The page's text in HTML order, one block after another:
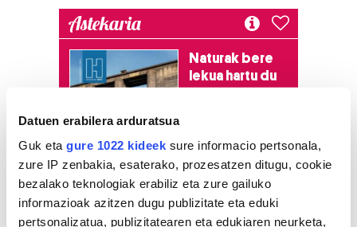
Datuen erabilera arduratsua
Guk eta gure 1022 kideek sure informacio pertsonala,
zure IP zenbakia, esaterako, prozesatzen ditugu, cookie
bezalako teknologiak erabiliz eta zure gailuko
informazioak azitzen dugu publizitate eta eduki
pertsonalizatua, publizitatearen eta edukiaren neurketa,
Astekaria
Naturak bere
lekua hartu du
HARTU HITZA